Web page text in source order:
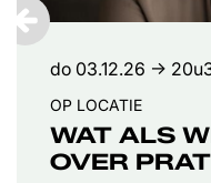
WAT ALS
OVER
OP LOCATIE
do 03.12.26 →